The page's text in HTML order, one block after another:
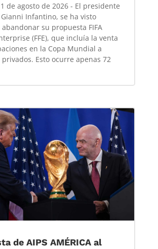
1 de agosto de 2026 - El presidente
Gianni Infantino, se ha visto
su propuesta FIFA
(FFE), que incluía la venta
en la Copa Mundial a
Esto ocurre apenas 72
de AIPS AMÉRICA al